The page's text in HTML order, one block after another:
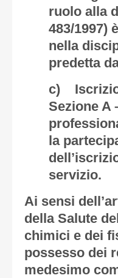
ruolo alla
483/1997)
nella
predetta
c)
Sezione A
la
servizio.
Ai sensi
della Salute
chimici e dei
possesso dei
medesimo